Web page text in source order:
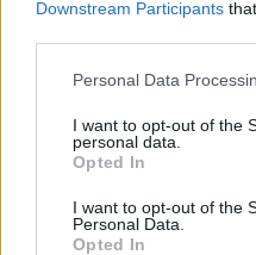
Downstream Participants
Please note that this
not limited to your visit or
grant or deny consent to
use your data for below
consent section.
Personal Data
I want to opt-out of the
personal data.
Opted In
I want to opt-out of the
Personal Data.
Opted In
Είτε ως μελαχροινή
διεθνής πρώην “πύργος”
Μπλάντοστ και